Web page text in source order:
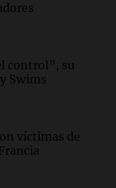
control”, su
Swims
víctimas de